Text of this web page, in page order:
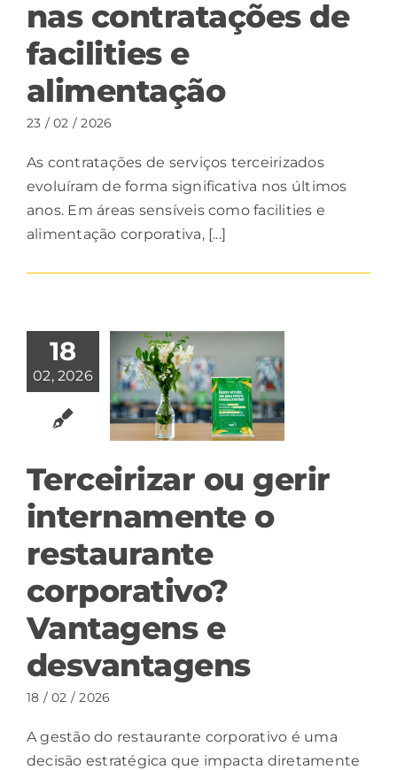
nas contratações de
facilities e
alimentação
23 / 02 / 2026
As contratações de serviços terceirizados
evoluíram de forma significativa nos últimos
anos. Em áreas sensíveis como facilities e
alimentação corporativa, [...]
18
02, 2026
Terceirizar ou gerir
internamente o
restaurante
corporativo?
Vantagens e
desvantagens
18 / 02 / 2026
A gestão do restaurante corporativo é uma
decisão estratégica que impacta diretamente